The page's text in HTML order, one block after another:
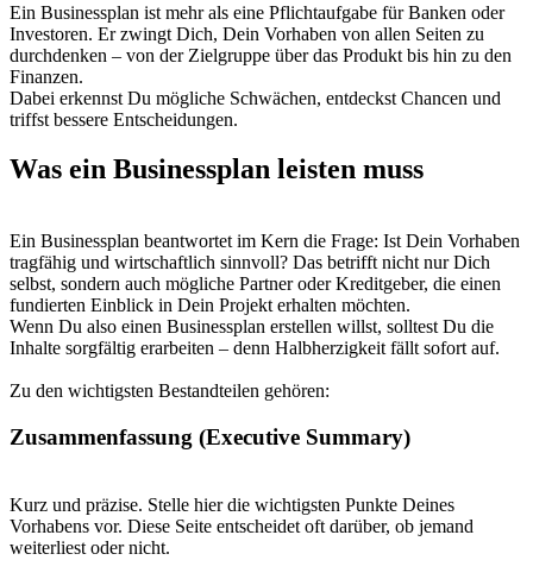
Ein Businessplan ist mehr als eine Pflichtaufgabe für Banken oder
Investoren. Er zwingt Dich, Dein Vorhaben von allen Seiten zu
durchdenken – von der Zielgruppe über das Produkt bis hin zu den
Finanzen.
Dabei erkennst Du mögliche Schwächen, entdeckst Chancen und
triffst bessere Entscheidungen.
Was ein Businessplan leisten muss
Ein Businessplan beantwortet im Kern die Frage: Ist Dein Vorhaben
tragfähig und wirtschaftlich sinnvoll? Das betrifft nicht nur Dich
selbst, sondern auch mögliche Partner oder Kreditgeber, die einen
fundierten Einblick in Dein Projekt erhalten möchten.
Wenn Du also einen Businessplan erstellen willst, solltest Du die
Inhalte sorgfältig erarbeiten – denn Halbherzigkeit fällt sofort auf.
Zu den wichtigsten Bestandteilen gehören:
Zusammenfassung (Executive Summary)
Kurz und präzise. Stelle hier die wichtigsten Punkte Deines
Vorhabens vor. Diese Seite entscheidet oft darüber, ob jemand
weiterliest oder nicht.